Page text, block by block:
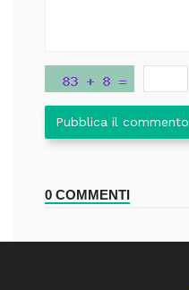
Pubblica il commento
0 COMMENTI